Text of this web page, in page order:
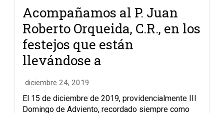
Acompañamos al P. Juan
Roberto Orqueida, C.R., en los
festejos que están
llevándose a
diciembre 24, 2019
El 15 de diciembre de 2019, providencialmente III
Domingo de Adviento, recordado siempre como